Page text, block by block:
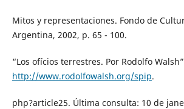
Mitos y representaciones. Fondo de
Argentina, 2002, p. 65 - 100.
“Los ofícios terrestres. Por Rodolfo
http://www.rodolfowalsh.org/spip.
php?article25. Última consulta: 10 de